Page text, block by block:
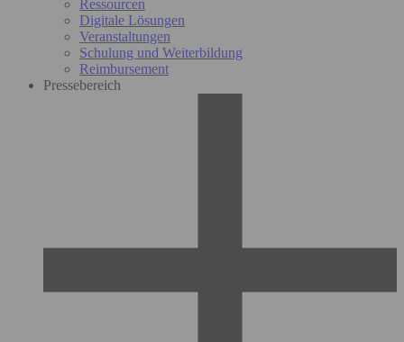
Ressourcen
Digitale Lösungen
Veranstaltungen
Schulung und Weiterbildung
Reimbursement
Pressebereich